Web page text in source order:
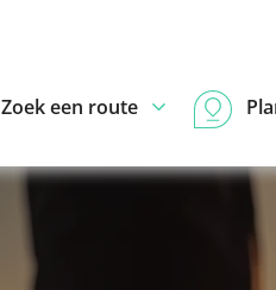
Zoek een route